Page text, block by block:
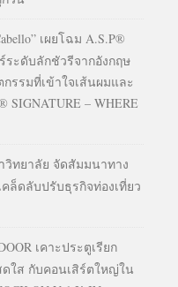
เผยโฉม A.S.P®
ระดับลักชัวรีจากอังกฤษ
รรมที่เข้าใจเส้นผมและ
– WHERE
ทยาลัย จัดสัมมนาทาง
ล็ดลับปรับธุรกิจท่องเที่ยว
เคาะประตูเรียก
ดใส กับคอนเสิร์ตใหญ่ใน